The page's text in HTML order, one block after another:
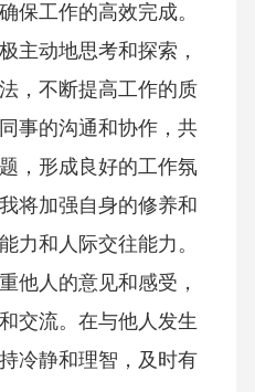
保工作的高效完成。
主动地思考和探索，
，不断提高工作的质
事的沟通和协作，共
，形成良好的工作氛
将加强自身的修养和
力和人际交往能力。
他人的意见和感受，
交流。在与他人发生
冷静和理智，及时有